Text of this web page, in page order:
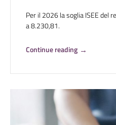
Per il 2026 la soglia ISEE del
a 8.230,81.
Continue reading →